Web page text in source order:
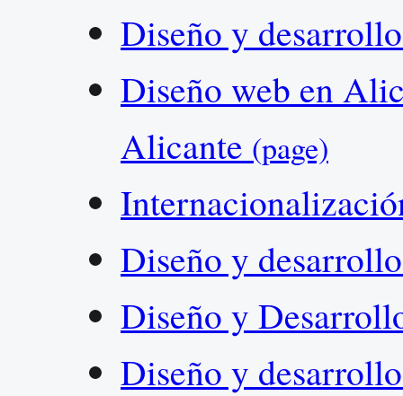
Diseño y
Diseño web en
Alicante (page)
Diseño y
Diseño y
Diseño y